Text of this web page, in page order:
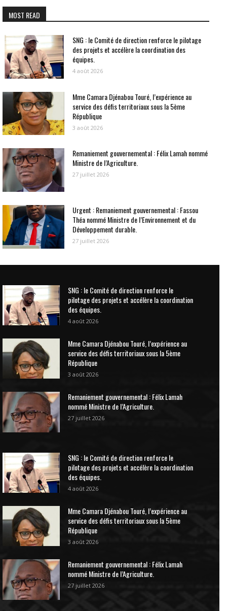
MOST READ
SNG : le Comité de direction renforce le pilotage
des projets et accélère la coordination des
équipes.
4 août 2026
Mme Camara Djénabou Touré, l’expérience au
service des défis territoriaux sous la 5ème
République
3 août 2026
Remaniement gouvernemental : Félix Lamah nommé
Ministre de l’Agriculture.
27 juillet 2026
Urgent : Remaniement gouvernemental : Fassou
Théa nommé Ministre de l’Environnement et du
Développement durable.
27 juillet 2026
SNG : le Comité de direction renforce le
pilotage des projets et accélère la coordination
des équipes.
4 août 2026
Mme Camara Djénabou Touré, l’expérience au
service des défis territoriaux sous la 5ème
République
3 août 2026
Remaniement gouvernemental : Félix Lamah
nommé Ministre de l’Agriculture.
27 juillet 2026
SNG : le Comité de direction renforce le
pilotage des projets et accélère la coordination
des équipes.
4 août 2026
Mme Camara Djénabou Touré, l’expérience au
service des défis territoriaux sous la 5ème
République
3 août 2026
Remaniement gouvernemental : Félix Lamah
nommé Ministre de l’Agriculture.
27 juillet 2026